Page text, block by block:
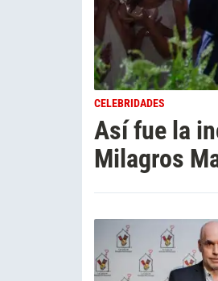
CELEBRIDADES
Así fue la
Milagros